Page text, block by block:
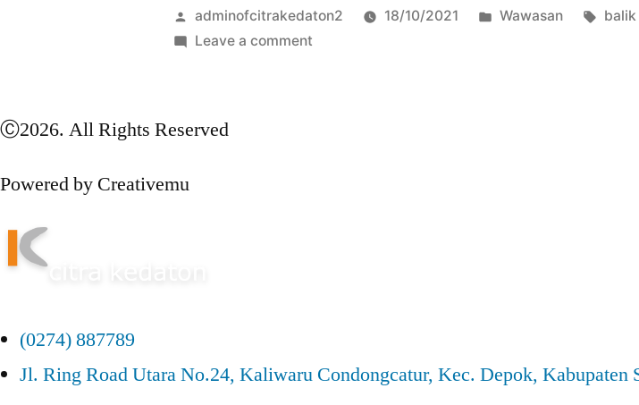
adminofcitrakedaton2 18/10/2021 Wawasan balik
Leave a comment
Ⓒ2026. All Rights Reserved
Powered by Creativemu
(0274) 887789
Jl. Ring Road Utara No.24, Kaliwaru Condongcatur, Kec. Depok, Kabupaten